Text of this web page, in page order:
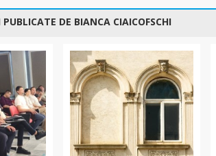
DE BIANCA CIAICOFSCHI